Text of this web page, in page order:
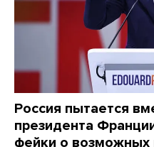
Россия пытается
президента
фейки о возможных